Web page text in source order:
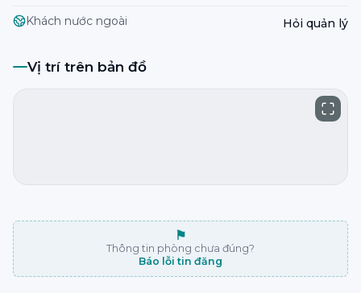
Khách nước ngoài Hỏi quản lý
Vị trí trên bản đồ
⚑
Thông tin phòng chưa đúng?
Báo lỗi tin đăng